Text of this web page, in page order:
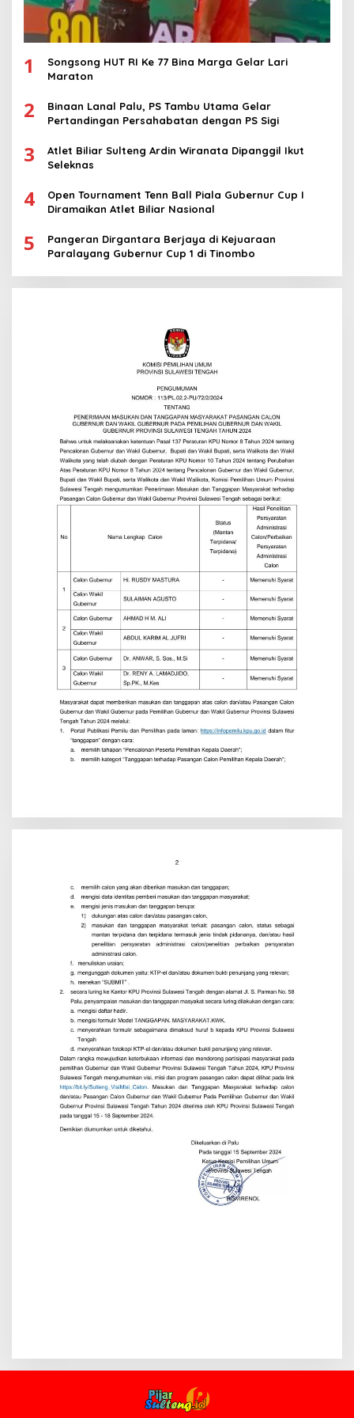
1
Songsong HUT RI Ke 77 Bina Marga Gelar Lari
Maraton
2
Binaan Lanal Palu, PS Tambu Utama Gelar
Pertandingan Persahabatan dengan PS Sigi
3
Atlet Biliar Sulteng Ardin Wiranata Dipanggil Ikut
Seleknas
4
Open Tournament Tenn Ball Piala Gubernur Cup I
Diramaikan Atlet Biliar Nasional
5
Pangeran Dirgantara Berjaya di Kejuaraan
Paralayang Gubernur Cup 1 di Tinombo